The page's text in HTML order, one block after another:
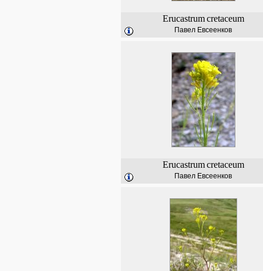
Erucastrum cretaceum
Павел Евсеенков
Erucastrum cretaceum
Павел Евсеенков